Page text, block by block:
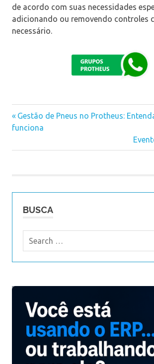
de acordo com suas necessidades
adicionando ou removendo controles
necessário.
Navegação
Previous
Post:
Gestão de Pneus no Protheus:
funciona
Next
Post:
BUSCA